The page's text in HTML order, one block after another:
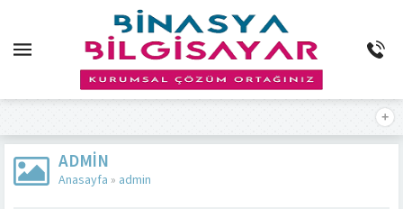
ADMIN
Anasayfa » admin